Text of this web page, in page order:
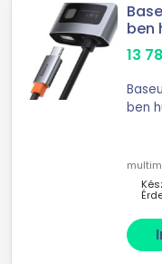
ben
13
ben